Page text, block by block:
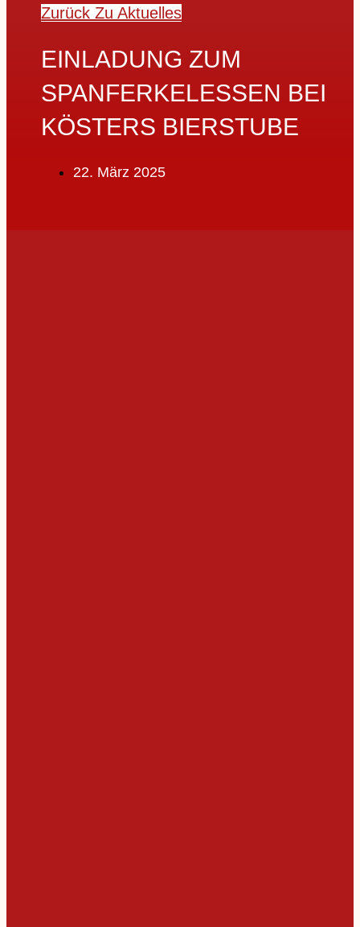
Zurück Zu Aktuelles
EINLADUNG ZUM
SPANFERKELESSEN BEI
KÖSTERS BIERSTUBE
22. März 2025